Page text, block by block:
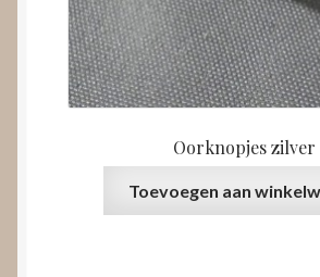
Oorknopjes zilver
Toevoegen aan